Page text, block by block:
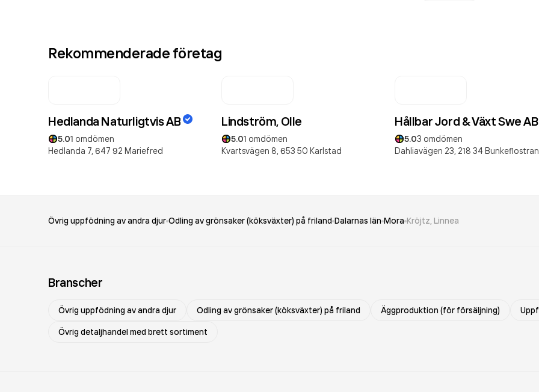
Rekommenderade företag
Hedlanda Naturligtvis AB
5.01 omdömen
Hedlanda 7, 647 92 Mariefred
Lindström, Olle
5.01 omdömen
Kvartsvägen 8, 653 50 Karlstad
Hållbar Jord & Växt Swe AB
5.03 omdömen
Dahliavägen 23, 218 34
Övrig uppfödning av andra djur Odling av grönsaker (köksväxter) på friland Dalarnas län Mora Kröjtz, Linnea
Branscher
Övrig uppfödning av andra djur Odling av grönsaker (köksväxter) på friland Äggproduktion (för försäljning)
Övrig detaljhandel med brett sortiment